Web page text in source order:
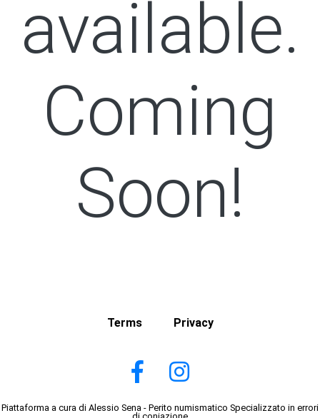
available.
Coming
Soon!
Terms Privacy
Piattaforma a cura di Alessio Sena - Perito numismatico Specializzato in errori